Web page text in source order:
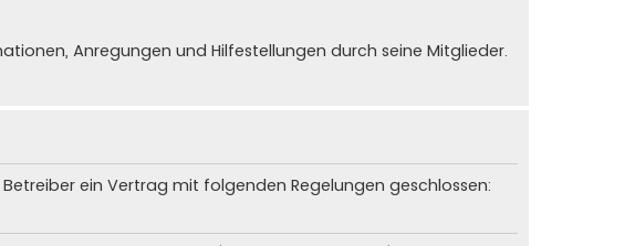
Anregungen und Hilfestellungen durch seine Mitglieder.
ein Vertrag mit folgenden Regelungen geschlossen: